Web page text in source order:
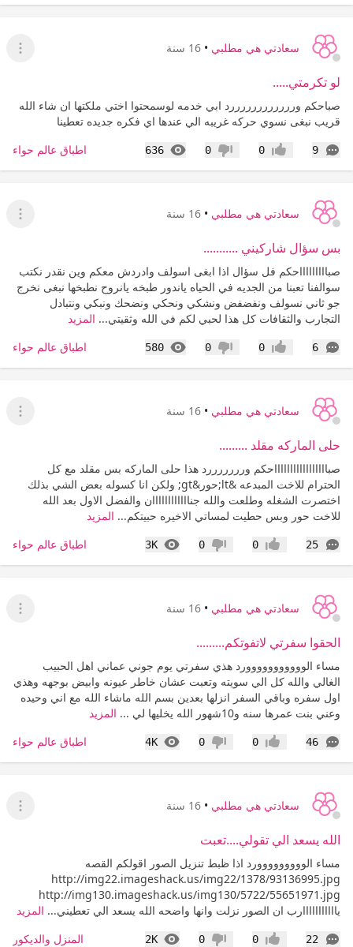
سعادتي هي مطلبي • 16 سنة
عرض
لو تكرمتي.....
صباحكم وررررررررررررد ابي خدمه لوسمحتوا اختي ملكتها ان شاء الله
قريب نبغى نسوي حركه غريبه الي عندها اي فكره جديده تعطينا
9
التعليقات إعجاب0 عدم إعجاب
0
636
المشاهدات اطباق عالم حواء
سعادتي هي مطلبي • 16 سنة
عرض
بس سؤال شاركيني ...........
صباااااااااحكم فل سؤال اذا ابغى اسولف وادردش معكم وين نقدر نكتب
سوالفنا تعبنا من الجديه في الحياه ياندور طبخه يانروح نطبخها نبغى نخرج
جو ثاني نسولف ونفضفض ونشكي ونحكي ونضحك ونبكي ونتبادل
التجارب والثقافات كل هذا لحبي لكم في الله وثقيتي... المزيد
6
التعليقات إعجاب0 عدم إعجاب
0
580
المشاهدات اطباق عالم حواء
سعادتي هي مطلبي • 16 سنة
عرض
حلى الماركه مقلد .........
صباااااااااااااااااحكم ورررررررد هذا حلى الماركه بس مقلد مع كل
الحترام للاخت المبدعه &lt;حور&gt; ولكن انا كسوله بعض الشي بذلك
اختصرت الشغله وطلعت والله جناااااااااااان والفضل الاول بعد الله
للاخت حور وبس حطيت لمساتي الاخيره حبيتكم... المزيد
25
التعليقات إعجاب0 عدم إعجاب
0
3K
المشاهدات اطباق عالم حواء
سعادتي هي مطلبي • 16 سنة
عرض
الحقوا سفرتي لاتفوتكم.........
مساء الووووووووووورد هذي سفرتي يوم جوني عماني اهل الحبيب
الغالي والله كل الي سويته وتعبت عشان خاطر عيونه وابيض بوجهه وهذي
اول سفره وباقي السفر انزلها بعدين بسم الله ماشاء الله مع اني وحيده
وعني بنت عمرها سنه و10شهور الله يخليها لي ...
المزيد
46
التعليقات إعجاب0 عدم إعجاب
0
4K
المشاهدات اطباق عالم حواء
سعادتي هي مطلبي • 16 سنة
عرض
الله يسعد الي تقولي....تعبت
مساء الووووووووورد اذا ظبط تنزيل الصور اقولكم القصه
http://img22.imageshack.us/img22/1378/93136995.jpg
http://img130.imageshack.us/img130/5722/55651971.jpg
يااااااااااارب ان الصور نزلت وانها واضحه الله يسعد الي تعطيني... المزيد
22
التعليقات 0
0
2K
المشاهدات المنزل والديكور